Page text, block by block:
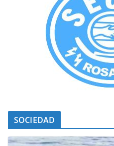
SOCIEDAD